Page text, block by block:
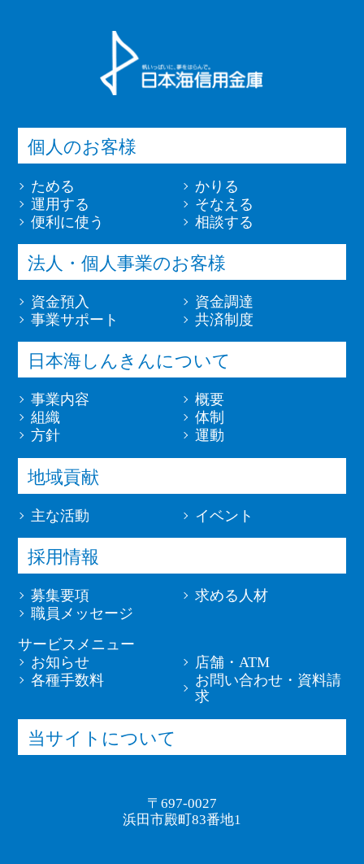
個人のお客様
ためる
かりる
運用する
そなえる
便利に使う
相談する
法人・個人事業のお客様
資金預入
資金調達
事業サポート
共済制度
日本海しんきんについて
事業内容
概要
組織
体制
方針
運動
地域貢献
主な活動 イベント
採用情報
募集要項
求める人材
職員メッセージ
サービスメニュー
お知らせ
店舗・ATM
各種手数料
お問い合わせ・資料請
求
当サイトについて
〒697-0027
浜田市殿町83番地1